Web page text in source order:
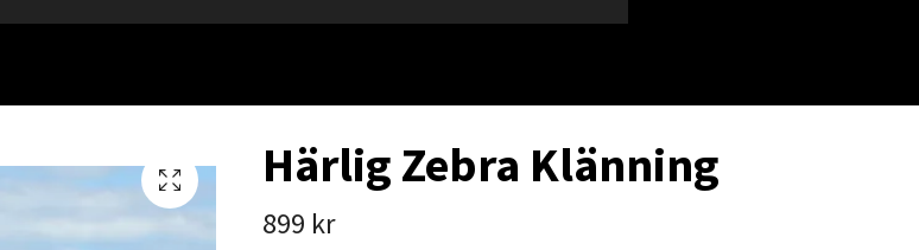
Härlig Zebra Klänning
899 kr